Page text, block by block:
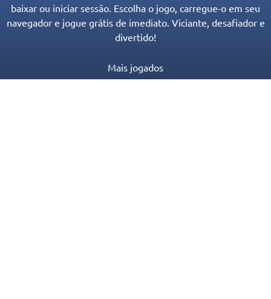
baixar ou iniciar sessão. Escolha o jogo, carregue-o em seu
navegador e jogue grátis de imediato. Viciante, desafiador e
divertido!
Mais jogados
Novos Jogos